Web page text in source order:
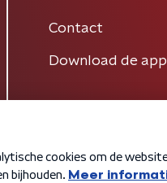
Contact
Download de app